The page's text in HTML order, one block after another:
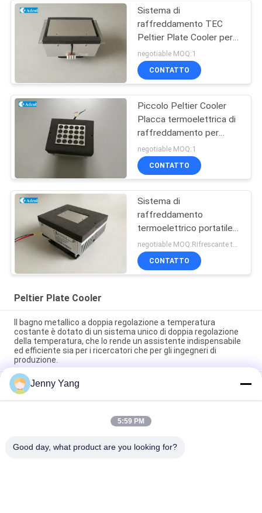
Sistema di
raffreddamento TEC
Peltier Plate Cooler per
diodi laser
negotiable MOQ:1
CONTATTO
Piccolo Peltier Cooler
Placca termoelettrica di
raffreddamento per
prova analitica
negotiable MOQ:1
CONTATTO
Sistema di
raffreddamento
termoelettrico portatile
Peltier Cold Plate Cooler
CONTATTO
Peltier Plate Cooler
Il bagno metallico a doppia regolazione a temperatura
costante è dotato di un sistema unico di doppia regolazione
della temperatura, che lo rende un assistente indispensabile
ed efficiente sia per i ricercatori che per gli ingegneri di
produzione.
Raffreddatore a piastra Peltier da 40W per dispositivi
industriali, diagnostica medica e raffreddamento di alimenti e
bevande
80W Assemblaggio Raffreddatore Termoelettrico Aria-Piastra
Jenny Yang
5:59 PM
Good day, what product are you looking for?